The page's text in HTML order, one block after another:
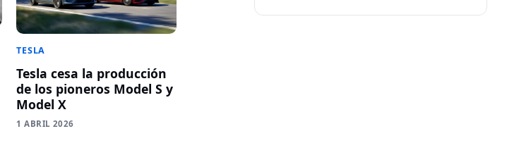
TESLA
Tesla cesa la producción
de los pioneros Model S y
Model X
1 ABRIL 2026